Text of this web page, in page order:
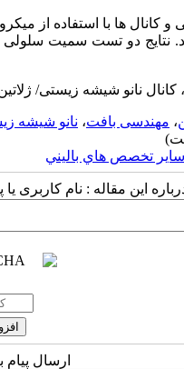
و کانال ها با استفاده از
دو تست سمیت سلولی
کانال نانو شیشه زیستی/
، مهندسی بافت، نانو شیشه
سایر تخصص هاي باليني
این مقاله : نام کاربری
ارسال